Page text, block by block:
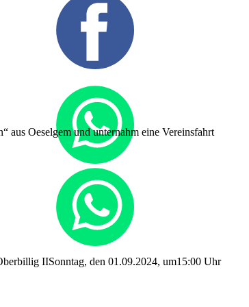
aus Oeselgem und unternahm eine Vereinsfahrt
IISonntag, den 01.09.2024, um15:00 Uhr